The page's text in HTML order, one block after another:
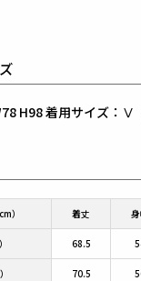
H98 着用サイズ：Ⅴ
） 着丈
68.5
70.5